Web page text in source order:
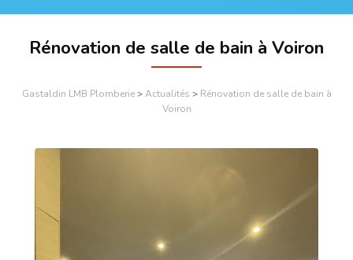
Rénovation de salle de bain à Voiron
Gastaldin LMB Plomberie>Actualités > Rénovation de salle de bain à
Voiron